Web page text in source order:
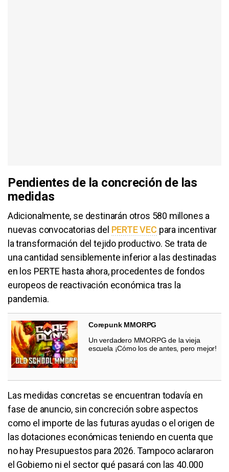
Pendientes de la concreción de las
medidas
Adicionalmente, se destinarán otros 580 millones a
nuevas convocatorias del PERTE VEC para incentivar
la transformación del tejido productivo. Se trata de
una cantidad sensiblemente inferior a las destinadas
en los PERTE hasta ahora, procedentes de fondos
europeos de reactivación económica tras la
pandemia.
Corepunk MMORPG
Un verdadero MMORPG de la vieja
escuela ¡Cómo los de antes, pero mejor!
Las medidas concretas se encuentran todavía en
fase de anuncio, sin concreción sobre aspectos
como el importe de las futuras ayudas o el origen de
las dotaciones económicas teniendo en cuenta que
no hay Presupuestos para 2026. Tampoco aclararon
el Gobierno ni el sector qué pasará con las 40.000